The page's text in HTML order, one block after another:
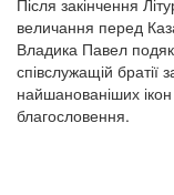
величання перед
Владика Павел
співслужащій братії
найшанованіших
благословення.